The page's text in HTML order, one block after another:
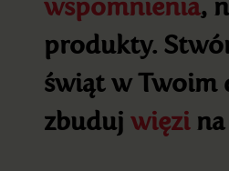
wspomnienia,
produkty.
świąt w Twoim
zbuduj więzina